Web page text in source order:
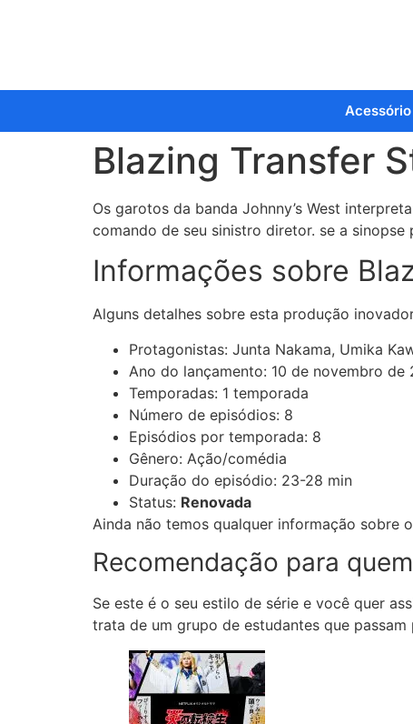
Acessório
Blazing Transfer
Os garotos da banda Johnny’s West
comando de seu sinistro diretor. se a
Informações sobre
Alguns detalhes sobre esta produção
Protagonistas: Junta Nakama, Umika
Ano do lançamento: 10 de novembro de
Temporadas: 1 temporada
Número de episódios: 8
Episódios por temporada: 8
Gênero: Ação/comédia
Duração do episódio: 23-28 min
Status: Renovada
Ainda não temos qualquer informação sobre
Recomendação para
Se este é o seu estilo de série e você quer
trata de um grupo de estudantes que